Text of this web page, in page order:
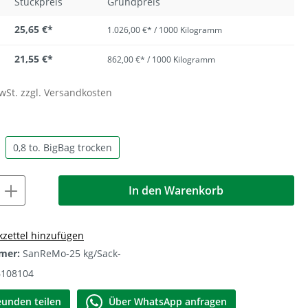
Sumpfkalk Putze & Farben
25,65 €* 1.026,00 €* / 1000 Kilogramm
21,55 €* 862,00 €* / 1000 Kilogramm
zzgl. Versandkosten
0,8 to. BigBag trocken
In den Warenkorb
hinzufügen
SanReMo-25 kg/Sack-
teilen Über WhatѕApp anfragеn